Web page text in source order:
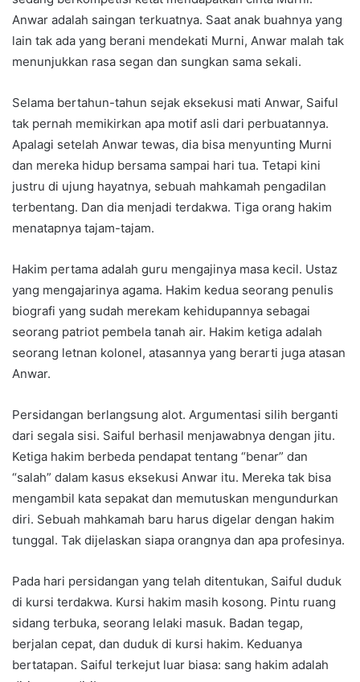
Anwar adalah saingan terkuatnya. Saat anak buahnya yang
lain tak ada yang berani mendekati Murni, Anwar malah tak
menunjukkan rasa segan dan sungkan sama sekali.
Selama bertahun-tahun sejak eksekusi mati Anwar, Saiful
tak pernah memikirkan apa motif asli dari perbuatannya.
Apalagi setelah Anwar tewas, dia bisa menyunting Murni
dan mereka hidup bersama sampai hari tua. Tetapi kini
justru di ujung hayatnya, sebuah mahkamah pengadilan
terbentang. Dan dia menjadi terdakwa. Tiga orang hakim
menatapnya tajam-tajam.
Hakim pertama adalah guru mengajinya masa kecil. Ustaz
yang mengajarinya agama. Hakim kedua seorang penulis
biografi yang sudah merekam kehidupannya sebagai
seorang patriot pembela tanah air. Hakim ketiga adalah
seorang letnan kolonel, atasannya yang berarti juga atasan
Anwar.
Persidangan berlangsung alot. Argumentasi silih berganti
dari segala sisi. Saiful berhasil menjawabnya dengan jitu.
Ketiga hakim berbeda pendapat tentang “benar” dan
“salah” dalam kasus eksekusi Anwar itu. Mereka tak bisa
mengambil kata sepakat dan memutuskan mengundurkan
diri. Sebuah mahkamah baru harus digelar dengan hakim
tunggal. Tak dijelaskan siapa orangnya dan apa profesinya.
Pada hari persidangan yang telah ditentukan, Saiful duduk
di kursi terdakwa. Kursi hakim masih kosong. Pintu ruang
sidang terbuka, seorang lelaki masuk. Badan tegap,
berjalan cepat, dan duduk di kursi hakim. Keduanya
bertatapan. Saiful terkejut luar biasa: sang hakim adalah